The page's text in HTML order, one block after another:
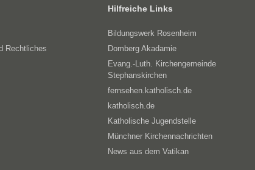
Rechtliches
Hilfreiche Links
Bildungswerk Rosenheim
Domberg Akadamie
Evang.-Luth. Kirchengemeinde
Stephanskirchen
fernsehen.katholisch.de
katholisch.de
Katholische Jugendstelle
Münchner Kirchennachrichten
News aus dem Vatikan